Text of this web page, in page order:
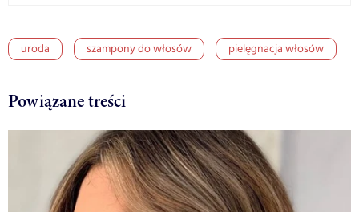
uroda szampony do włosów pielęgnacja włosów
Powiązane treści